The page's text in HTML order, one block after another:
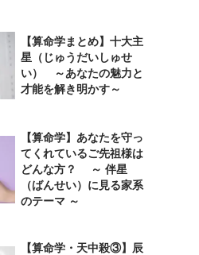
【算命学まとめ】十大主
星（じゅうだいしゅせ
い） ～あなたの魅力と
才能を解き明かす～
【算命学】あなたを守っ
てくれているご先祖様は
どんな方？ ～ 伴星
（ばんせい）に見る家系
のテーマ ～
【算命学・天中殺③】辰